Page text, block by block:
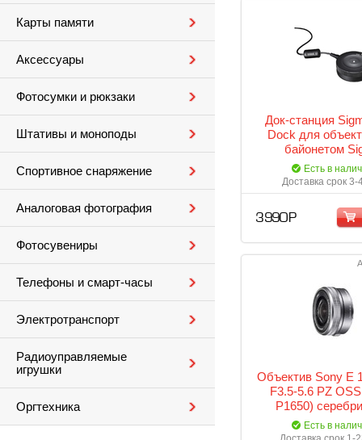
Карты памяти
Аксессуары
Фотосумки и рюкзаки
Штативы и моноподы
Спортивное снаряжение
Аналоговая фотография
Фотосувениры
Телефоны и смарт-часы
Электротранспорт
Радиоуправляемые
игрушки
Оргтехника
Док-станция
Dock для
байонетом
Есть в
Доставка срок 3-
3 990 Р
Объектив Sony E
F3.5-5.6 PZ
P1650)
Есть в